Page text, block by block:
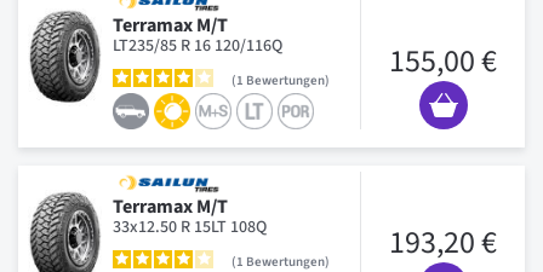
Terramax M/T
LT235/85 R 16 120/116Q
1 Bewertungen 155,00 €
Terramax M/T
33x12.50 R 15LT 108Q
1 Bewertungen 193,20 €